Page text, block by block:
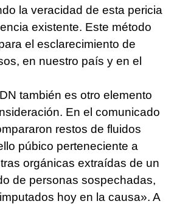
la veracidad de esta pericia
existente. Este método
el esclarecimiento de
en nuestro país y en el
también es otro elemento
En el comunicado
restos de fluidos
púbico perteneciente a
orgánicas extraídas de un
de personas sospechadas,
hoy en la causa». A